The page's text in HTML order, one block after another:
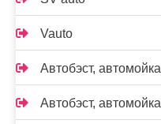
Vauto
Автобэст, автомойка
Автобэст, автомойка